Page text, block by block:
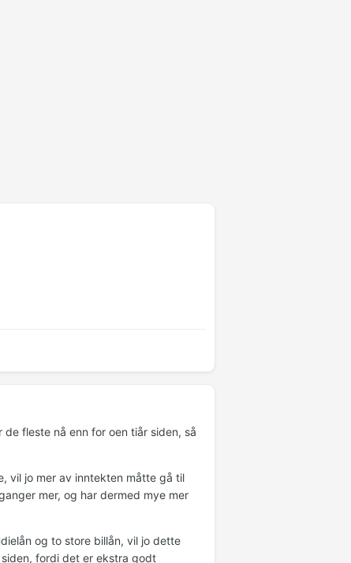
fleste nå enn for oen tiår siden, så
vil jo mer av inntekten måtte gå til
mer, og har dermed mye mer
og to store billån, vil jo dette
fordi det er ekstra godt